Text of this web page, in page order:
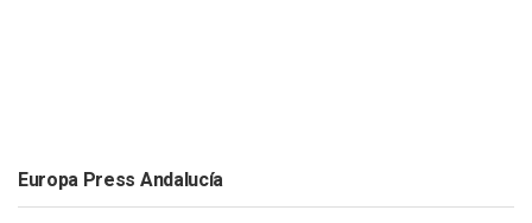
Europa Press Andalucía